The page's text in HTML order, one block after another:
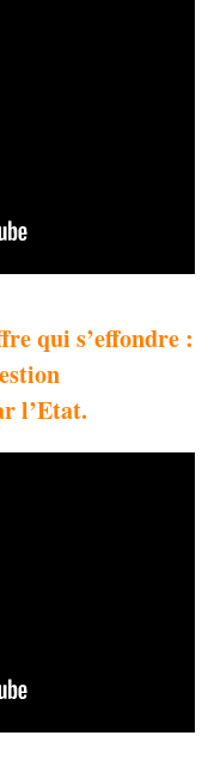
qui s’effondre :
l’Etat.